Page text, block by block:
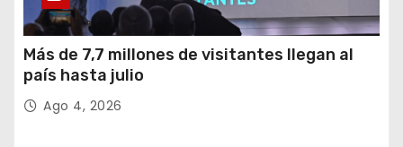
Más de 7,7 millones de visitantes llegan al
país hasta julio
Ago 4, 2026